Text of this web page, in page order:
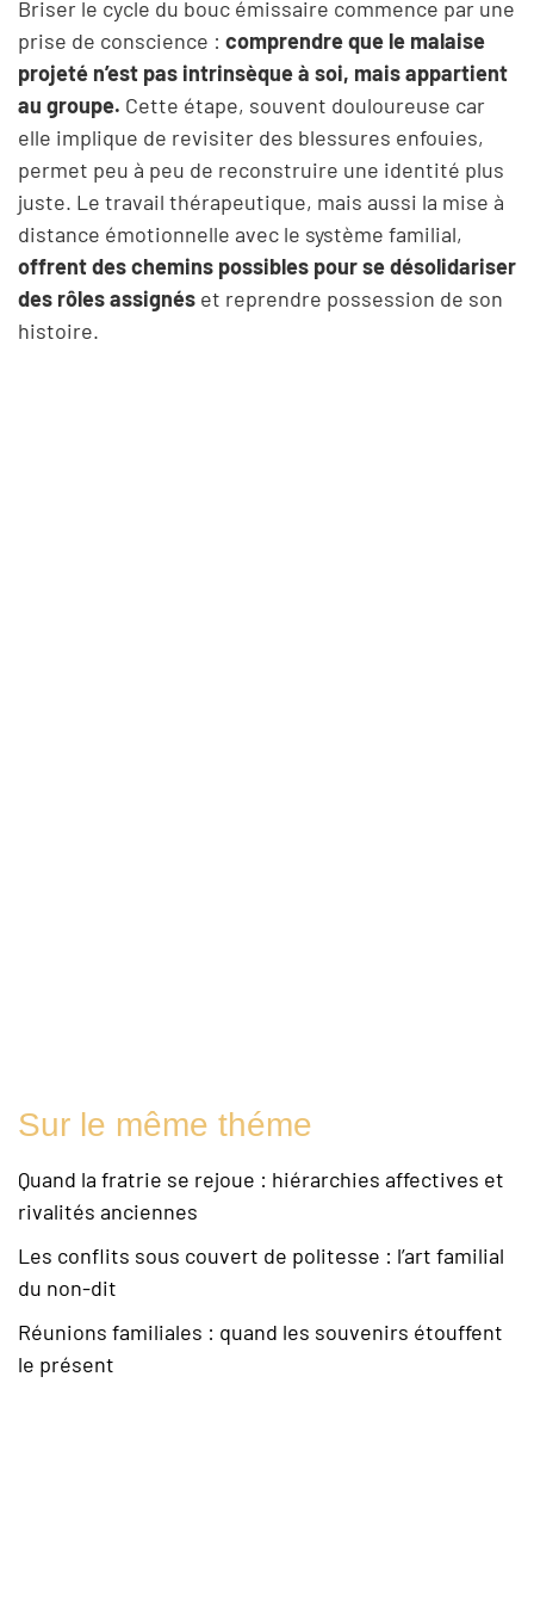
Briser le cycle du bouc émissaire commence par une
prise de conscience : comprendre que le malaise
projeté n’est pas intrinsèque à soi, mais appartient
au groupe. Cette étape, souvent douloureuse car
elle implique de revisiter des blessures enfouies,
permet peu à peu de reconstruire une identité plus
juste. Le travail thérapeutique, mais aussi la mise à
distance émotionnelle avec le système familial,
offrent des chemins possibles pour se désolidariser
des rôles assignés et reprendre possession de son
histoire.
Sur le même théme
Quand la fratrie se rejoue : hiérarchies affectives et
rivalités anciennes
Les conflits sous couvert de politesse : l’art familial
du non-dit
Réunions familiales : quand les souvenirs étouffent
le présent